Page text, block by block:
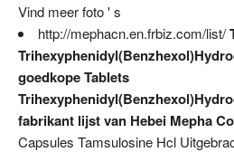
Vind meer foto ' s
http://mephacn.en.frbiz.com/list/
goedkope Tablets
fabrikant lijst van Hebei Mepha
Capsules Tamsulosine Hcl